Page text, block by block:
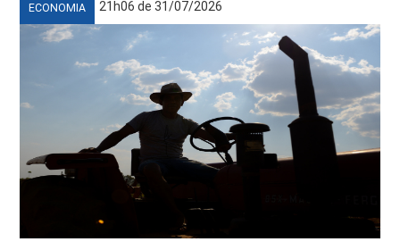
ECONOMIA 21h06 de 31/07/2026